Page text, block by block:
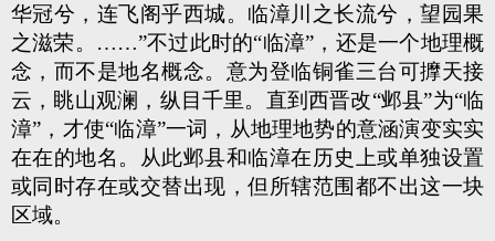
华冠兮，连飞阁乎西城。临漳川之长流兮，望园果
之滋荣。……”不过此时的“临漳”，还是一个地理概
念，而不是地名概念。意为登临铜雀三台可擵天接
云，眺山观澜，纵目千里。直到西晋改“邺县”为“临
漳”，才使“临漳”一词，从地理地势的意涵演变实实
在在的地名。从此邺县和临漳在历史上或单独设置
或同时存在或交替出现，但所辖范围都不出这一块
区域。